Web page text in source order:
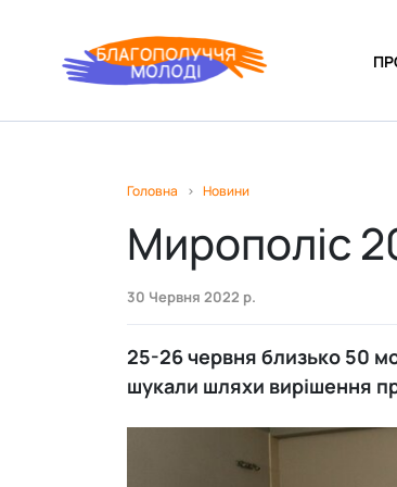
Бахмут
Івано-Франківськ
Кременчук
Маріуполь
Ніжин
Полтава
Головна > Новини
Мирополіс
30 Червня 2022 р.
25-26 червня близько 50
шукали шляхи вирішення